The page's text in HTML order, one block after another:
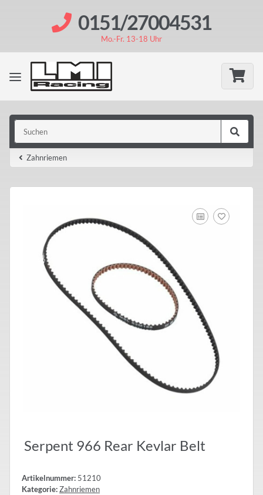
0151/27004531
Mo.-Fr. 13-18 Uhr
Zahnriemen
Serpent 966 Rear Kevlar Belt
Artikelnummer: 51210
Kategorie:Zahnriemen